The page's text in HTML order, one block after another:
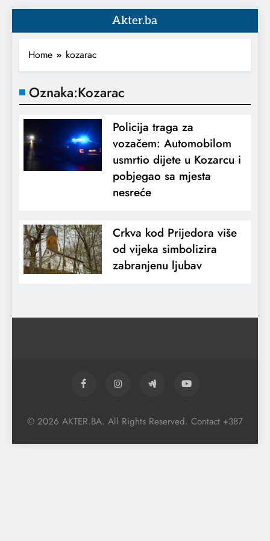
Akter.ba
Home kozarac
Oznaka:Kozarac
Policija traga za
vozačem: Automobilom
usmrtio dijete u Kozarcu i
pobjegao sa mjesta
nesreće
Crkva kod Prijedora više
od vijeka simbolizira
zabranjenu ljubav
© 2026 AKTER.BA. All Rights Reserved. Contact +387